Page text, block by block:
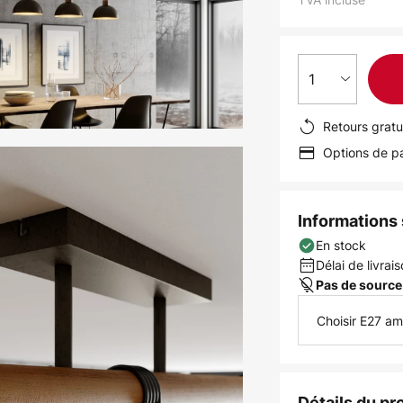
1
Retours
Options de
Informations
En stock
Délai de
Pas de
Choisir E27